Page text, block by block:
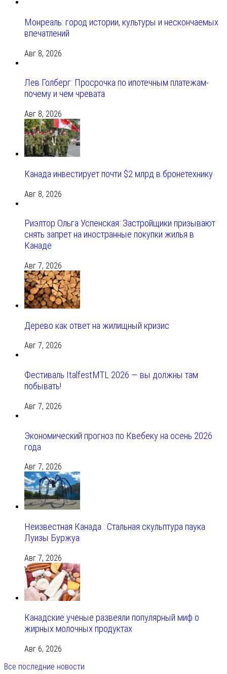
Монреаль: город истории, культуры и нескончаемых
впечатлений
Авг 8, 2026
Лев Голберг: Просрочка по ипотечным платежам-
почему и чем чревата
Авг 8, 2026
Канада инвестирует почти $2 млрд в бронетехнику
Авг 8, 2026
Риэлтор Ольга Успенская: Застройщики призывают
снять запрет на иностранные покупки жилья в
Канаде
Авг 7, 2026
Дерево как ответ на жилищный кризис
Авг 7, 2026
Фестиваль ItalfestMTL 2026 — вы должны там
побывать!
Авг 7, 2026
Экономический прогноз по Квебеку на осень 2026
года
Авг 7, 2026
Неизвестная Канада : Стальная скульптура паука
Луизы Буржуа
Авг 7, 2026
Канадские ученые развеяли популярный миф о
жирных молочных продуктах
Авг 6, 2026
Все последние новости